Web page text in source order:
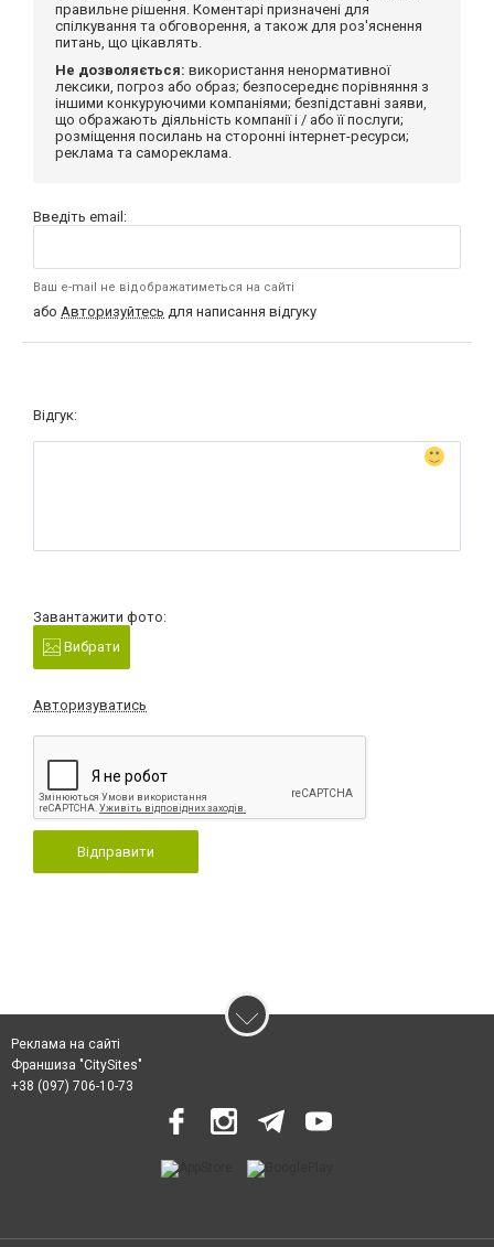
правильне рішення. Коментарі призначені для
спілкування та обговорення, а також для роз'яснення
питань, що цікавлять.
Не дозволяється: використання ненормативної
лексики, погроз або образ; безпосереднє порівняння з
іншими конкуруючими компаніями; безпідставні заяви,
що ображають діяльність компанії і / або її послуги;
розміщення посилань на сторонні інтернет-ресурси;
реклама та самореклама.
Введіть email:
Ваш e-mail не відображатиметься на сайті
або Авторизуйтесь для написання відгуку
Відгук:
Завантажити фото:
Вибрати
Авторизуватись
Відправити
Реклама на сайті
Франшиза "CitySites"
+38 (097) 706-10-73